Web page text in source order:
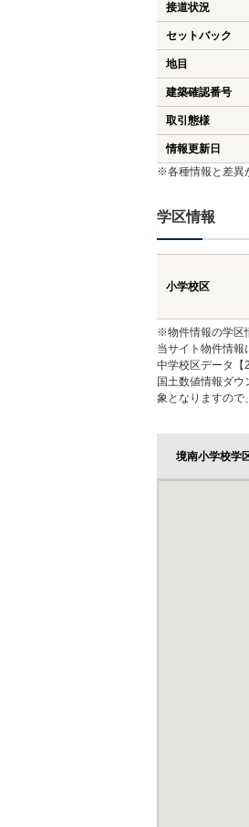
接道状況
セットバック
地目
建築確認番号
取引態様
情報更新日
※各種情報と差異
学区情報
小学校区
※物件情報の学区
当サイト物件情
中学校区データ【
国土数値情報ダ
象となりますので
境南小学校学